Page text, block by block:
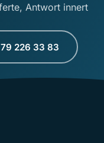
Antwort innert
79 226 33 83